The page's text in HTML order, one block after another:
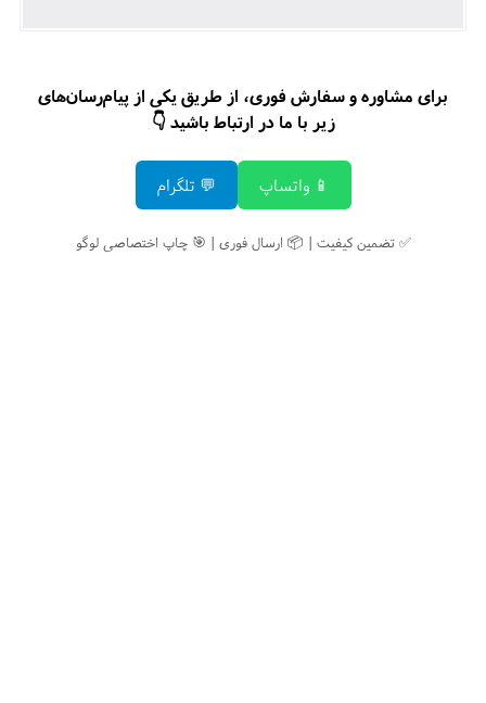
برای مشاوره و سفارش فوری، از طریق یکی از پیام‌رسان‌های
زیر با ما در ارتباط باشید 👇
📱 واتساپ 💬 تلگرام
✅ تضمین کیفیت | 📦 ارسال فوری | 🎯 چاپ اختصاصی لوگو